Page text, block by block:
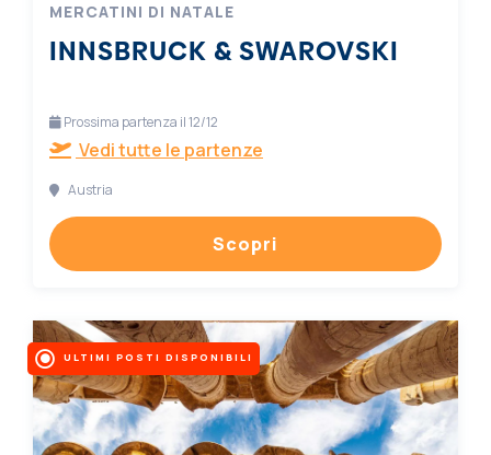
MERCATINI DI NATALE
INNSBRUCK & SWAROVSKI
Prossima partenza il 12/12
Vedi tutte le partenze
Austria
Scopri
ULTIMI POSTI DISPONIBILI